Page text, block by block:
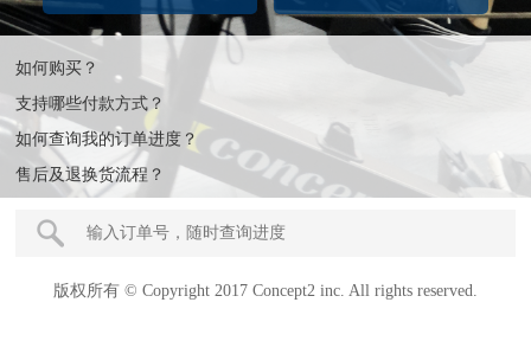
如何购买？
支持哪些付款方式？
如何查询我的订单进度？
售后及退换货流程？
版权所有 © Copyright 2017 Concept2 inc. All rights reserved.